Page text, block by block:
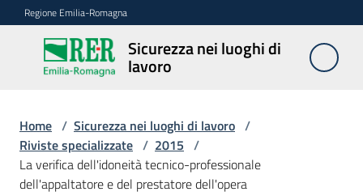
Vai al contenuto
Vai alla navigazione
Vai al footer
Regione Emilia-Romagna
Sicurezza nei luoghi di
lavoro
Sicurezza
nei
lavoro
Notizie
Home / Sicurezza nei luoghi di lavoro /
Riviste specializzate / 2015 /
La verifica dell'idoneità tecnico-professionale
dell'appaltatore e del prestatore dell'opera